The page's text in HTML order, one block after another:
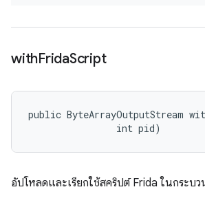
withFridaScript
public ByteArrayOutputStream
                int pid)
อัปโหลดและเรียกใช้สคริปต์ Frida ในกระบว